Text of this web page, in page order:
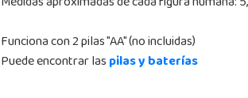
Funciona con 2 pilas "AA" (no incluidas)
Puede encontrar laspilas y baterías